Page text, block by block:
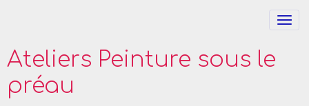
Ateliers Peinture sous le
préau